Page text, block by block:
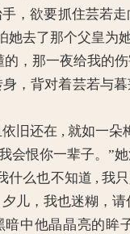
欲要抓住芸若走向
她去了那个父皇为
那一夜给我的伤
背对着芸若与暮
还在 , 就如一朵梅
会恨你一辈子。”
么也不知道 , 我只
儿，我也迷糊，
他晶晶亮的眸子